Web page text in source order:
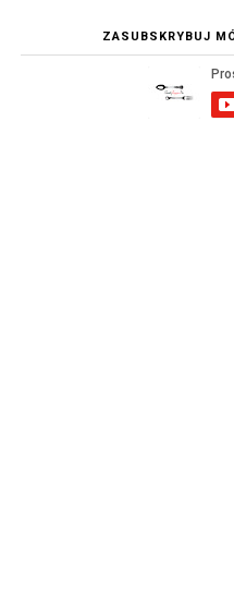
ZASUBSKRYBUJ